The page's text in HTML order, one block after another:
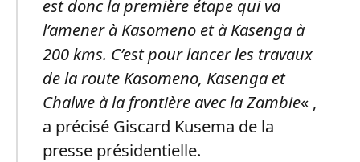
est donc la première étape qui va
l’amener à Kasomeno et à Kasenga à
200 kms. C’est pour lancer les travaux
de la route Kasomeno, Kasenga et
Chalwe à la frontière avec la Zambie« ,
a précisé Giscard Kusema de la
presse présidentielle.